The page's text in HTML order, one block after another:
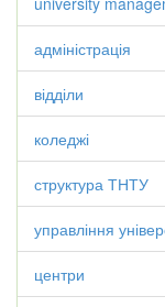
адміністрація
відділи
коледжі
структура ТНТУ
управління
центри